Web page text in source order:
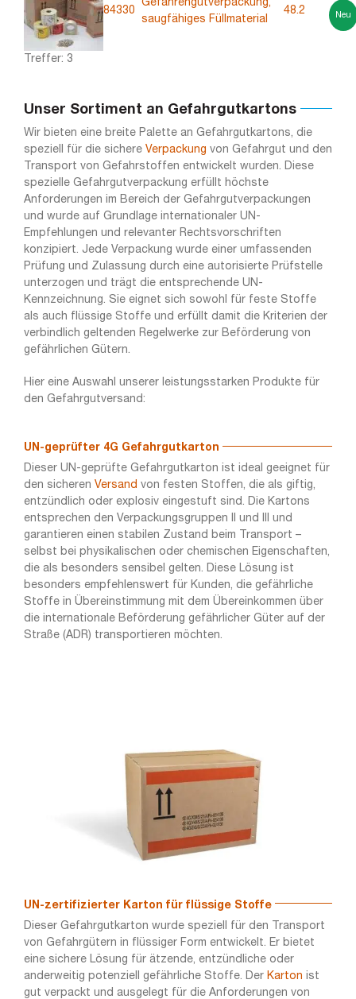
84330
Gefahrengutverpackung,
saugfähiges Füllmaterial
48.2 Neu
Treffer: 3
Unser Sortiment an Gefahrgutkartons
Wir bieten eine breite Palette an Gefahrgutkartons, die
speziell für die sichere Verpackung von Gefahrgut und den
Transport von Gefahrstoffen entwickelt wurden. Diese
spezielle Gefahrgutverpackung erfüllt höchste
Anforderungen im Bereich der Gefahrgutverpackungen
und wurde auf Grundlage internationaler UN-
Empfehlungen und relevanter Rechtsvorschriften
konzipiert. Jede Verpackung wurde einer umfassenden
Prüfung und Zulassung durch eine autorisierte Prüfstelle
unterzogen und trägt die entsprechende UN-
Kennzeichnung. Sie eignet sich sowohl für feste Stoffe
als auch flüssige Stoffe und erfüllt damit die Kriterien der
verbindlich geltenden Regelwerke zur Beförderung von
gefährlichen Gütern.
Hier eine Auswahl unserer leistungsstarken Produkte für
den Gefahrgutversand:
UN-geprüfter 4G Gefahrgutkarton
Dieser UN-geprüfte Gefahrgutkarton ist ideal geeignet für
den sicheren Versand von festen Stoffen, die als giftig,
entzündlich oder explosiv eingestuft sind. Die Kartons
entsprechen den Verpackungsgruppen II und III und
garantieren einen stabilen Zustand beim Transport –
selbst bei physikalischen oder chemischen Eigenschaften,
die als besonders sensibel gelten. Diese Lösung ist
besonders empfehlenswert für Kunden, die gefährliche
Stoffe in Übereinstimmung mit dem Übereinkommen über
die internationale Beförderung gefährlicher Güter auf der
Straße (ADR) transportieren möchten.
UN-zertifizierter Karton für flüssige Stoffe
Dieser Gefahrgutkarton wurde speziell für den Transport
von Gefahrgütern in flüssiger Form entwickelt. Er bietet
eine sichere Lösung für ätzende, entzündliche oder
anderweitig potenziell gefährliche Stoffe. Der Karton ist
gut verpackt und ausgelegt für die Anforderungen von